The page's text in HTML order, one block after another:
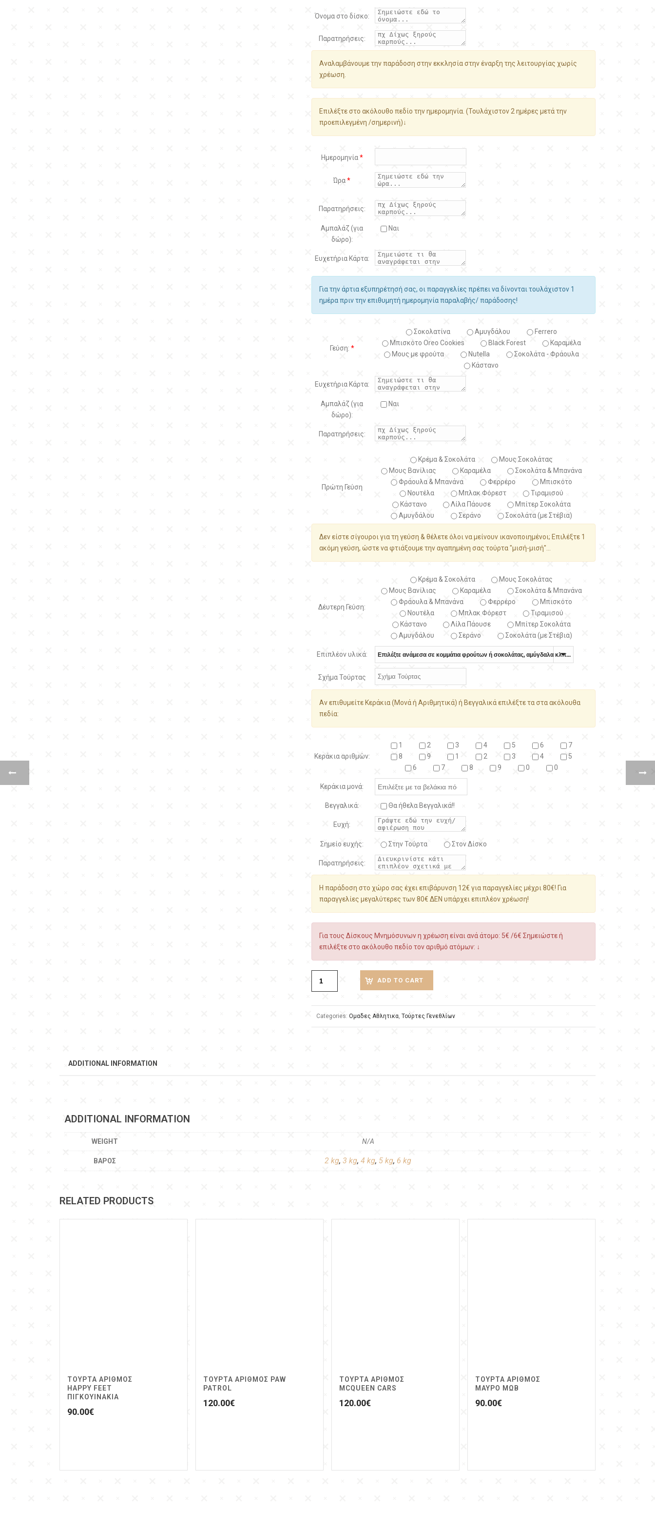
Όνομα στο δίσκο:
Παρατηρήσεις:
Αναλαμβάνουμε την παράδοση στην εκκλησία στην έναρξη της λειτουργίας χωρίς
χρέωση.
Επιλέξτε στο ακόλουθο πεδίο την ημερομηνία. (Τουλάχιστον 2 ημέρες μετά την
προεπιλεγμένη /σημερινή)↓
Ημερομηνία*
Ώρα*
Παρατηρήσεις:
Αμπαλάζ (για
δώρο):
Ναι
Ευχετήρια Κάρτα:
Για την άρτια εξυπηρέτησή σας, οι παραγγελίες πρέπει να δίνονται τουλάχιστον 1
ημέρα πριν την επιθυμητή ημερομηνία παραλαβής/ παράδοσης!
Γεύση: *
Σοκολατίνα Αμυγδάλου
Ferrero
Μπισκότο Oreo Cookies
Black Forest
Kαραμέλα
Μους με φρούτα
Nutella
Σοκολάτα - Φράουλα
Κάστανο
Ευχετήρια Κάρτα:
Αμπαλάζ (για
δώρο):
Ναι
Παρατηρήσεις:
Πρώτη Γεύση
Κρέμα & Σοκολάτα
Μους Σοκολάτας
Μους Βανίλιας
Καραμέλα
Σοκολάτα & Μπανάνα
Φράουλα & Μπανάνα
Φερρέρο
Μπισκότο
Νουτέλα
Μπλακ Φόρεστ
Τιραμισού
Κάστανο
Λίλα Πάουσε
Μπίτερ Σοκολάτα
Αμυγδάλου
Σεράνο Σοκολάτα (με Στέβια)
Δεν είστε σίγουροι για τη γεύση & θέλετε όλοι να μείνουν ικανοποιημένοι; Επιλέξτε 1
ακόμη γεύση, ώστε να φτιάξουμε την αγαπημένη σας τούρτα "μισή-μισή"...
Δέυτερη Γεύση:
Κρέμα & Σοκολάτα
Μους Σοκολάτας
Μους Βανίλιας
Καραμέλα
Σοκολάτα & Μπανάνα
Φράουλα & Μπανάνα
Φερρέρο
Μπισκότο
Νουτέλα
Μπλακ Φόρεστ
Τιραμισού
Κάστανο
Λίλα Πάουσε
Μπίτερ Σοκολάτα
Αμυγδάλου
Σεράνο Σοκολάτα (με Στέβια)
Επιπλέον υλικά:
Σχήμα Τούρτας
Αν επιθυμείτε Κεράκια (Μονά ή Αριθμητικά) ή Βεγγαλικά επιλέξτε τα στα ακόλουθα
πεδία:
Κεράκια αριθμών:
1 2 3 4 5 6
7
8
9 1 2 3 4
5
6
7 8 9 0 0
Κεράκια μονά:
Βεγγαλικά: Θα ήθελα Βεγγαλικά!!
Ευχή:
Σημείο ευχής: Στην Τούρτα Στον Δίσκο
Παρατηρήσεις:
Η παράδοση στο χώρο σας έχει επιβάρυνση 12€ για παραγγελίες μέχρι 80€! Για
παραγγελίες μεγαλύτερες των 80€ ΔΕΝ υπάρχει επιπλέον χρέωση!
Για τους Δίσκους Μνημόσυνων η χρέωση είναι ανά άτομο: 5€ /6€ Σημειώστε ή
επιλέξτε στο ακόλουθο πεδίο τον αριθμό ατόμων: ↓
ADD TO CART
Categories: Ομαδες Αθλητικα, Τούρτες Γενεθλίων
ADDITIONAL INFORMATION
ADDITIONAL INFORMATION
WEIGHT N/A
ΒΆΡΟΣ 2 kg, 3 kg, 4 kg, 5 kg, 6 kg
RELATED PRODUCTS
ΤΟΥΡΤΑ ΑΡΙΘΜΟΣ
HAPPY FEET
ΠΙΓΚΟΥΙΝΑΚΙΑ
90.00€
ΤΟΥΡΤΑ ΑΡΙΘΜΟΣ PAW
PATROL
120.00€
ΤΟΥΡΤΑ ΑΡΙΘΜΟΣ
MCQUEEN CARS
120.00€
ΤΟΥΡΤΑ ΑΡΙΘΜΟΣ
ΜΑΥΡΟ ΜΩΒ
90.00€